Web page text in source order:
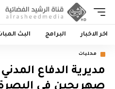
اخر الاخبار البرامج البث
محليات
مديرية الدفاع